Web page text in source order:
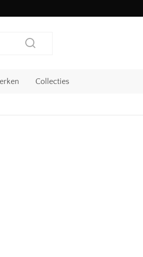
Collecties